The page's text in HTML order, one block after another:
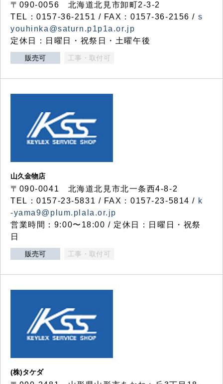
〒090-0056 北海道北見市卸町2-3-2
TEL：0157-36-2151 / FAX：0157-36-2156 / s
youhinka@saturn.p1p1a.or.jp
定休日：日曜日・祝祭日・土曜午後
販売可 工事・取付可
山久金物店
〒090-0041 北海道北見市北一条西4-8-2
TEL：0157-23-5831 / FAX：0157-23-5814 / k
-yama9@plum.plala.or.jp
営業時間：9:00〜18:00 / 定休日：日曜日・祝祭
日
販売可 工事・取付可
(株)タケダ